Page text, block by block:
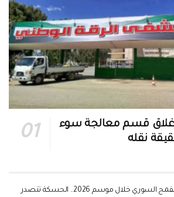
قسم معالجة سوء
نقله
قفزة في إنتاج القمح السوري خلال موسم 2026.. الحسكة تتصدر